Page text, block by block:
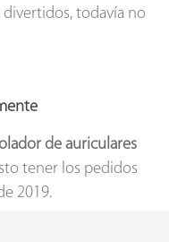
divertidos, todavía no
de auriculares
tener los pedidos
2019.